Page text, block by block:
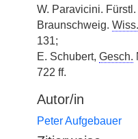
W. Paravicini.
Braunschweig. Wiss.
131;
E. Schubert, Gesch.
722 ff.
Autor/in
Peter Aufgebauer